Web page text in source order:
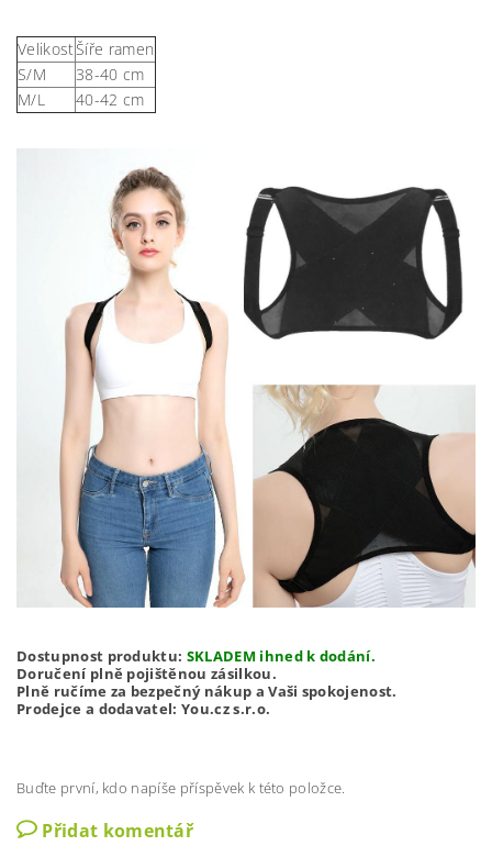
VelikostŠíře ramen
S/M
38-40 cm
M/L
40-42 cm
Dostupnost produktu: SKLADEM ihned k dodání.
Doručení plně pojištěnou zásilkou.
Plně ručíme za bezpečný nákup a Vaši spokojenost.
Prodejce a dodavatel: You.cz s.r.o.
Buďte první, kdo napíše příspěvek k této položce.
Přidat komentář